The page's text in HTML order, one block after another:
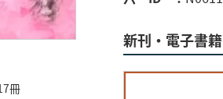
冊
新刊・電子書籍